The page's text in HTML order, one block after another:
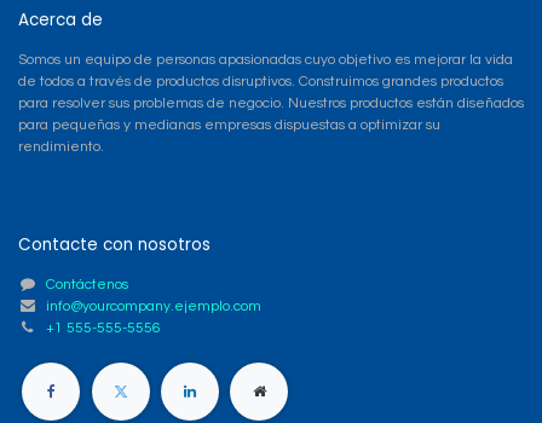
Acerca de
Somos un equipo de personas apasionadas cuyo objetivo es mejorar la vida
de todos a través de productos disruptivos. Construimos grandes productos
para resolver sus problemas de negocio. Nuestros productos están diseñados
para pequeñas y medianas empresas dispuestas a optimizar su
rendimiento.
Contacte con nosotros
Contáctenos
info@yourcompany.ejemplo.com
+1 555-555-5556